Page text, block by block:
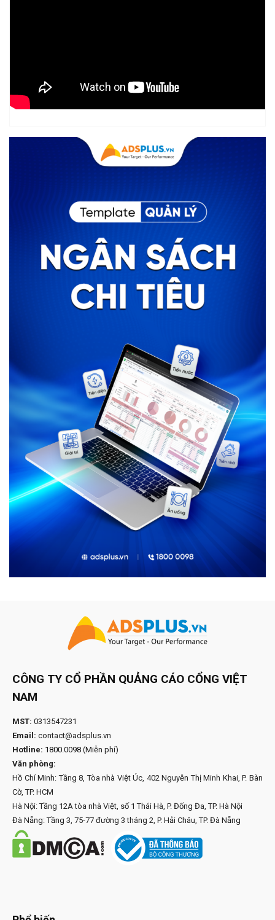
CÔNG TY CỔ PHẦN QUẢNG CÁO CỔNG VIỆT
NAM
MST: 0313547231
Email: contact@adsplus.vn
Hotline: 1800.0098 (Miễn phí)
Văn phòng:
Hồ Chí Minh: Tầng 8, Tòa nhà Việt Úc, 402 Nguyễn Thị Minh Khai, P. Bàn
Cờ, TP. HCM
Hà Nội: Tầng 12A tòa nhà Việt, số 1 Thái Hà, P. Đống Đa, TP. Hà Nội
Đà Nẵng: Tầng 3, 75-77 đường 3 tháng 2, P. Hải Châu, TP. Đà Nẵng